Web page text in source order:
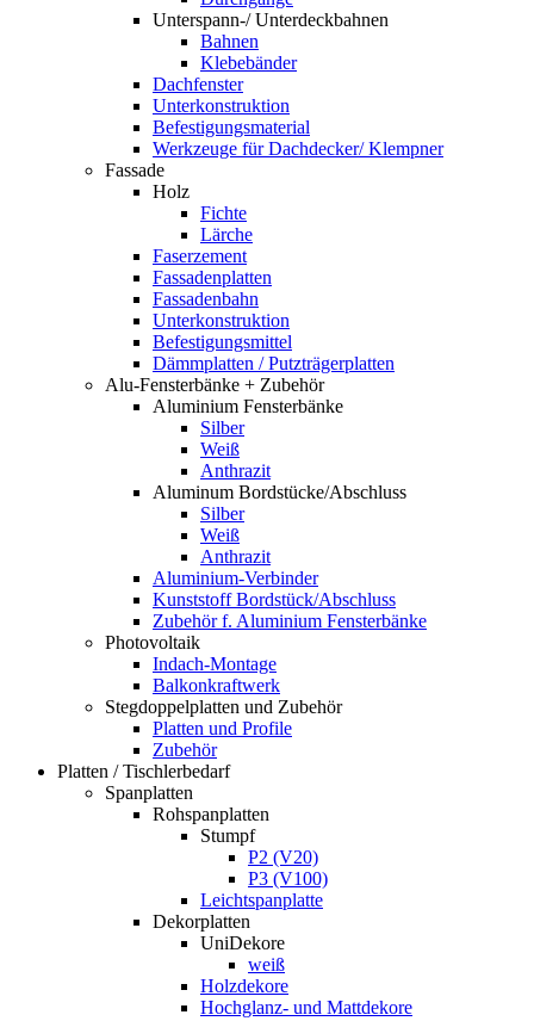
Unterspann-/ Unterdeckbahnen
Bahnen
Klebebänder
Dachfenster
Unterkonstruktion
Befestigungsmaterial
Werkzeuge für Dachdecker/ Klempner
Fassade
Holz
Fichte
Lärche
Faserzement
Fassadenplatten
Fassadenbahn
Unterkonstruktion
Befestigungsmittel
Dämmplatten / Putzträgerplatten
Alu-Fensterbänke + Zubehör
Aluminium Fensterbänke
Silber
Weiß
Anthrazit
Aluminum Bordstücke/Abschluss
Silber
Weiß
Anthrazit
Aluminium-Verbinder
Kunststoff Bordstück/Abschluss
Zubehör f. Aluminium Fensterbänke
Photovoltaik
Indach-Montage
Balkonkraftwerk
Stegdoppelplatten und Zubehör
Platten und Profile
Zubehör
Platten / Tischlerbedarf
Spanplatten
Rohspanplatten
Stumpf
P2 (V20)
P3 (V100)
Leichtspanplatte
Dekorplatten
UniDekore
weiß
Holzdekore
Hochglanz- und Mattdekore